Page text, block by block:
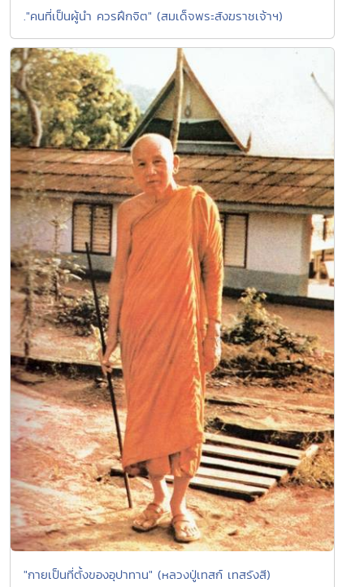
."คนที่เป็นผู้นำ ควรฝึกจิต" (สมเด็จพระสังฆราชเจ้าฯ)
"กายเป็นที่ตั้งของอุปาทาน" (หลวงปู่เทสก์ เทสรังสี)